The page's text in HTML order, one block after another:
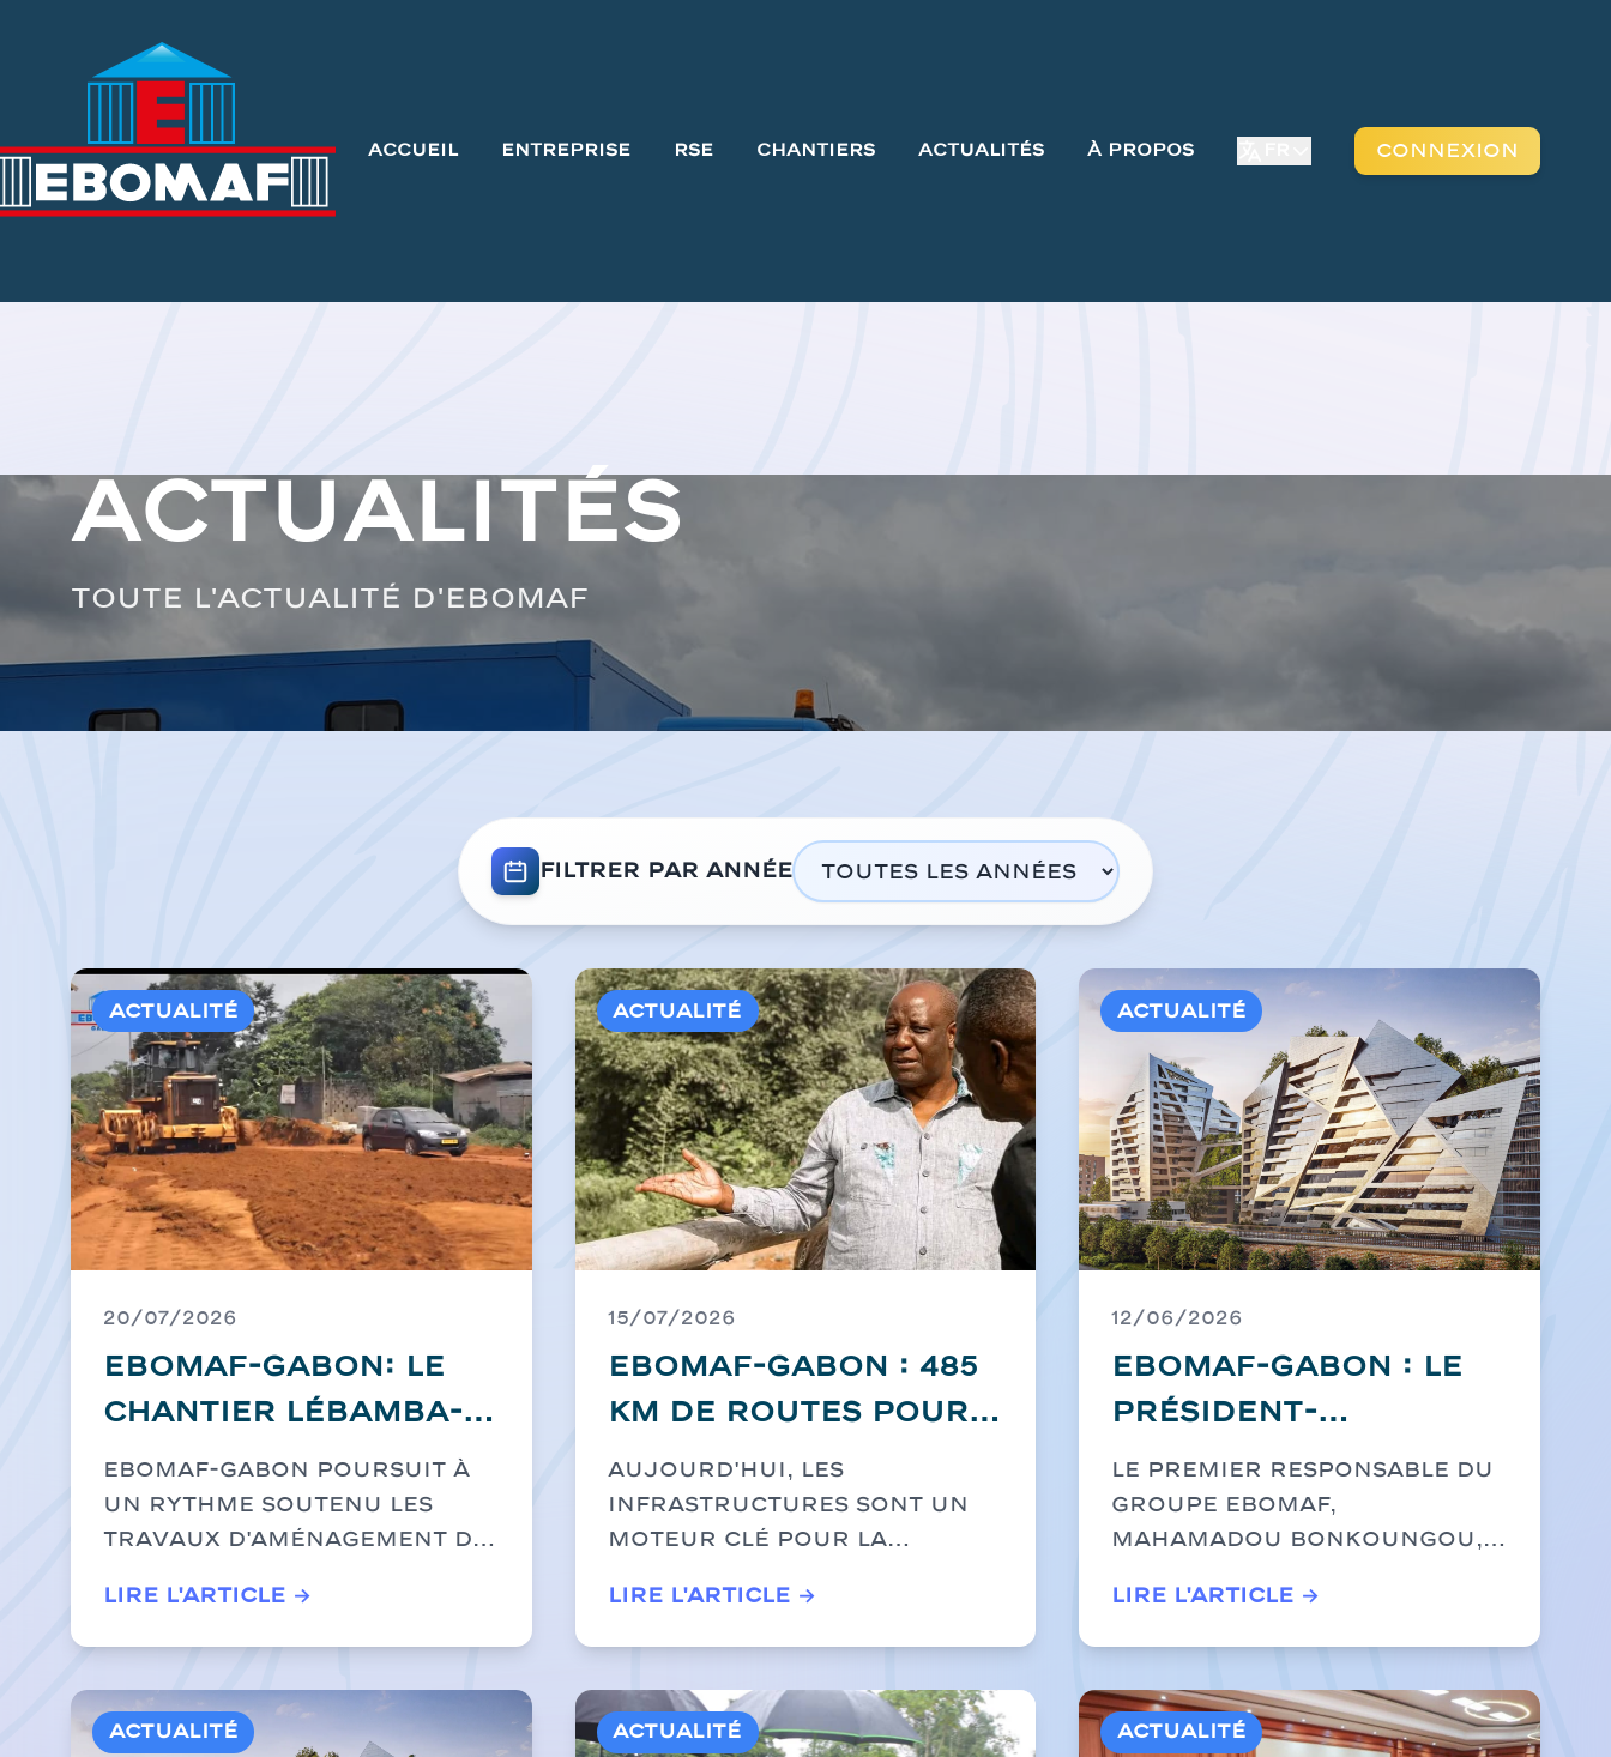
Accueil Entreprise RSE Chantiers Actualités À Propos Connexion
Actualités
Toute l'actualité d'EBOMAF
Filtrer par année
Actualité
20/07/2026
EBOMAF-GABON: Le
chantier Lébamba-
Mbigou s'accélère
pour le
désenclavement de
la Ngounié
EBOMAF-GABON poursuit à
un rythme soutenu les
travaux d'aménagement de
Lire l'article →
Actualité
15/07/2026
EBOMAF-GABON : 485
km de routes pour
construire l'avenir
Aujourd'hui, les
infrastructures sont un
moteur clé pour la
Lire l'article →
Actualité
12/06/2026
EBOMAF-GABON : Le
Président-
Directeur Général,
Mahamadou
Bonkoungou, au
cœur du chantier
Ntoum-Cocobeach
pour consolider
une infrastructure
Le premier responsable du
Groupe EBOMAF,
Mahamadou Bonkoungou, a
Lire l'article →
Actualité Actualité Actualité